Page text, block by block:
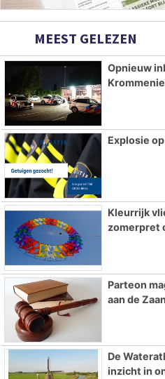
MEEST GELEZEN
Opnieuw
Krommenie
Explosie
Kleurrijk
zomerpret
Parteon
aan de
De
inzicht in